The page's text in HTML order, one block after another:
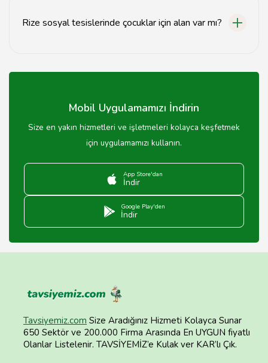
Rize sosyal tesislerinde çocuklar için alan var mı?
etkinlikler bulunmaktadır.
Mobil Uygulamamızı İndirin
Size en yakın hizmetleri ve işletmeleri kolayca keşfetmek
için uygulamamızı kullanın.
App Store'dan
İndir
Google Play'den
İndir
Tavsiyemiz.com Size Aradığınız Hizmeti Kolayca Sunar
650 Sektör ve 200.000 Firma Arasında En UYGUN fiyatlı
Olanlar Listelenir. TAVSİYEMİZ’e Kulak ver KAR’lı Çık.